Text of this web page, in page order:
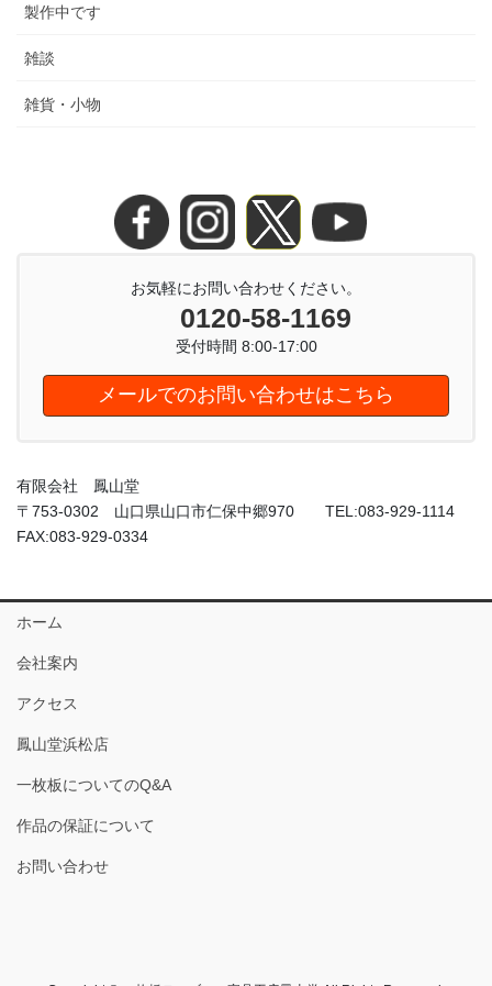
製作中です
雑談
雑貨・小物
お気軽にお問い合わせください。
0120-58-1169
受付時間 8:00-17:00
メールでのお問い合わせはこちら
有限会社 鳳山堂
〒753-0302 山口県山口市仁保中郷970 TEL:083-929-1114
FAX:083-929-0334
ホーム
会社案内
アクセス
鳳山堂浜松店
一枚板についてのQ&A
作品の保証について
お問い合わせ